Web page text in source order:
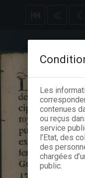
Les
contenues
ou reçus
service
l’Etat, des
des
chargées
public.